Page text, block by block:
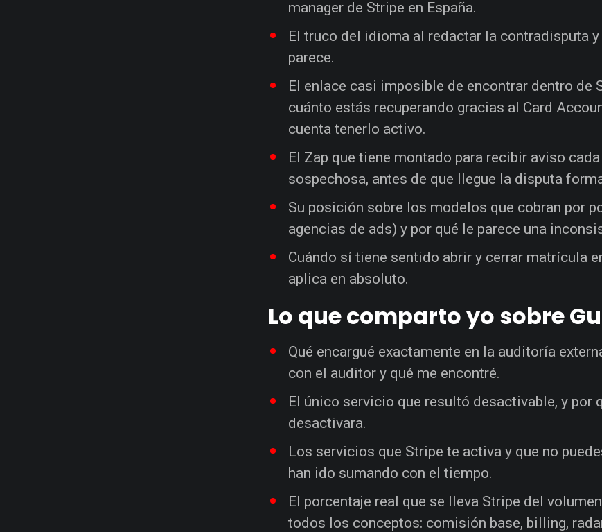
manager de Stripe en España.
El truco del idioma al redactar la contradisputa
parece.
El enlace casi imposible de encontrar dentro de
cuánto estás recuperando gracias al Card
cuenta tenerlo activo.
El Zap que tiene montado para recibir aviso
sospechosa, antes de que llegue la disputa
Su posición sobre los modelos que cobran por
agencias de ads) y por qué le parece una
Cuándo sí tiene sentido abrir y cerrar matrícula
aplica en absoluto.
Lo que comparto yo sobre
Qué encargué exactamente en la auditoría
con el auditor y qué me encontré.
El único servicio que resultó desactivable, y por
desactivara.
Los servicios que Stripe te activa y que no
han ido sumando con el tiempo.
El porcentaje real que se lleva Stripe del
todos los conceptos: comisión base, billing,